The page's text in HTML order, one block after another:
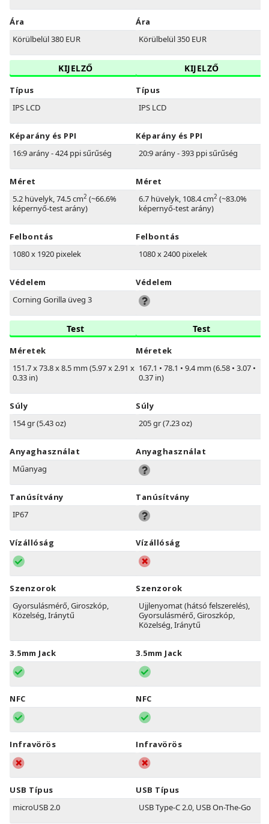
Ára
Körülbelül 380 EUR
KIJELZŐ
Típus
IPS LCD
Képarány és PPI
16:9 arány - 424 ppi sűrűség
Méret
5.2 hüvelyk, 74.5 cm2 (~66.6%
képernyő-test arány)
Felbontás
1080 x 1920 pixelek
Védelem
Corning Gorilla üveg 3
Test
Méretek
151.7 x 73.8 x 8.5 mm (5.97 x 2.91 x
0.33 in)
Súly
154 gr (5.43 oz)
Anyaghasználat
Műanyag
Tanúsítvány
IP67
Vízállóság
Szenzorok
Gyorsulásmérő, Giroszkóp,
Közelség, Iránytű
3.5mm Jack
NFC
Infravörös
USB Típus
microUSB 2.0
Ára
Körülbelül 350 EUR
KIJELZŐ
Típus
IPS LCD
Képarány és PPI
20:9 arány - 393 ppi sűrűség
Méret
6.7 hüvelyk, 108.4 cm2 (~83.0%
képernyő-test arány)
Felbontás
1080 x 2400 pixelek
Védelem
Test
Méretek
167.1 • 78.1 • 9.4 mm (6.58 • 3.07 •
0.37 in)
Súly
205 gr (7.23 oz)
Anyaghasználat
Tanúsítvány
Vízállóság
Szenzorok
Ujjlenyomat (hátsó felszerelés),
Gyorsulásmérő, Giroszkóp,
Közelség, Iránytű
3.5mm Jack
NFC
Infravörös
USB Típus
USB Type-C 2.0, USB On-The-Go